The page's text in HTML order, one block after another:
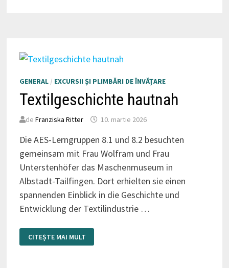
GENERAL/ EXCURSII ȘI PLIMBĂRI DE ÎNVĂȚARE
Textilgeschichte hautnah
de Franziska Ritter 10. martie 2026
Die AES-Lerngruppen 8.1 und 8.2 besuchten
gemeinsam mit Frau Wolfram und Frau
Unterstenhöfer das Maschenmuseum in
Albstadt-Tailfingen. Dort erhielten sie einen
spannenden Einblick in die Geschichte und
Entwicklung der Textilindustrie …
TEXTILGESCHICHTE
HAUTNAH
CITEȘTE MAI MULT